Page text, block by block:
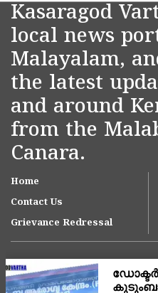
Kasaragod
local news
Malayalam,
the latest
and around
from the
Canara.
Home
Contact Us
Grievance Redressal